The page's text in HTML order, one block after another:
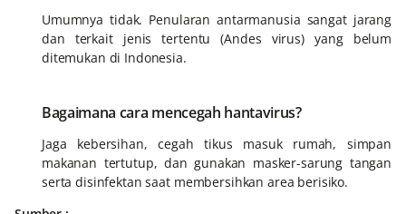
Umumnya tidak. Penularan antarmanusia sangat jarang
dan terkait jenis tertentu (Andes virus) yang belum
ditemukan di Indonesia.
Bagaimana cara mencegah hantavirus?
Jaga kebersihan, cegah tikus masuk rumah, simpan
makanan tertutup, dan gunakan masker-sarung tangan
serta disinfektan saat membersihkan area berisiko.